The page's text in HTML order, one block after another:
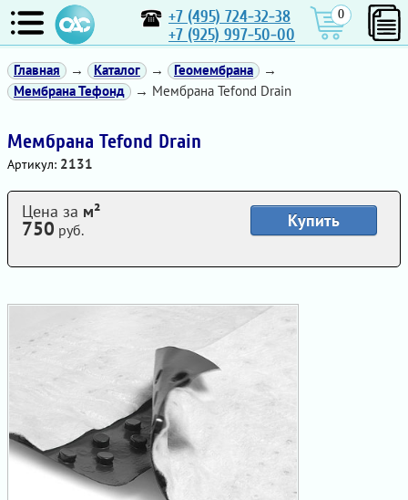
+7 (495) 724-32-38
+7 (925) 997-50-00
0
Главная → Каталог → Геомембрана
→
Мембрана Тефонд
→ Мембрана Tefond Drain
Мембрана Tefond Drain
Артикул: 2131
Купить
Цена за м²
750 руб.